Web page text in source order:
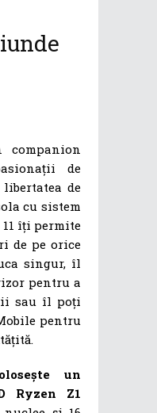
companion
de
de
cu sistem
11 îți permite
de pe orice
singur, îl
pentru a
sau îl poți
pentru
un
Ryzen Z1